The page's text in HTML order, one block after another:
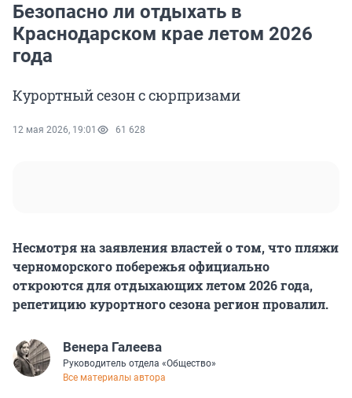
Безопасно ли отдыхать в
Краснодарском крае летом 2026
года
Курортный сезон с сюрпризами
12 мая 2026, 19:01 61 628
Несмотря на заявления властей о том, что пляжи
черноморского побережья официально
откроются для отдыхающих летом 2026 года,
репетицию курортного сезона регион провалил.
Венера Галеева
Руководитель отдела «Общество»
Все материалы автора